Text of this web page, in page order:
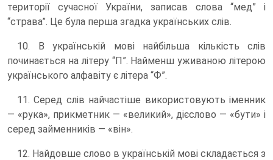
території сучасної України, записав слова “мед” і
“страва”. Це була перша згадка українських слів.
10. В українській мові найбільша кількість слів
починається на літеру “П”. Найменш уживаною літерою
українського алфавіту є літера “Ф”.
11. Серед слів найчастіше використовують іменник
— «рука», прикметник — «великий», дієслово — «бути» і
серед займенників — «він».
12. Найдовше слово в українській мові складається з